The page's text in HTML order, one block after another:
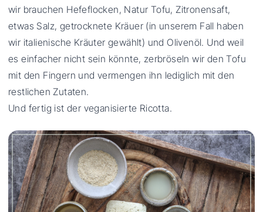
wir brauchen Hefeflocken, Natur Tofu, Zitronensaft,
etwas Salz, getrocknete Kräuer (in unserem Fall haben
wir italienische Kräuter gewählt) und Olivenöl. Und weil
es einfacher nicht sein könnte, zerbröseln wir den Tofu
mit den Fingern und vermengen ihn lediglich mit den
restlichen Zutaten.
Und fertig ist der veganisierte Ricotta.